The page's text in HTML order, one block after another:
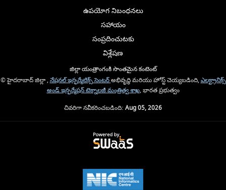
ఉపయోగ నిబంధనలు
సహాయం
సంప్రదించుటకు
విశ్లేషణ
జిల్లా యంత్రాంగంకి సొంతమైన కంటెంట్
© హైదరాబాద్ జిల్లా , నేషనల్ ఇన్ఫర్మేటిక్స్ సెంటర్అభివృద్ధి మరియు హోస్ట్ చెయ్యబడింది, ఎలక్ట్రానిక్స్
అండ్ ఇన్ఫర్మేషన్ టెక్నాలజీ మంత్రిత్వ శాఖ, భారత ప్రభుత్వం
చివరిగా నవీకరించబడింది: Aug 05, 2026